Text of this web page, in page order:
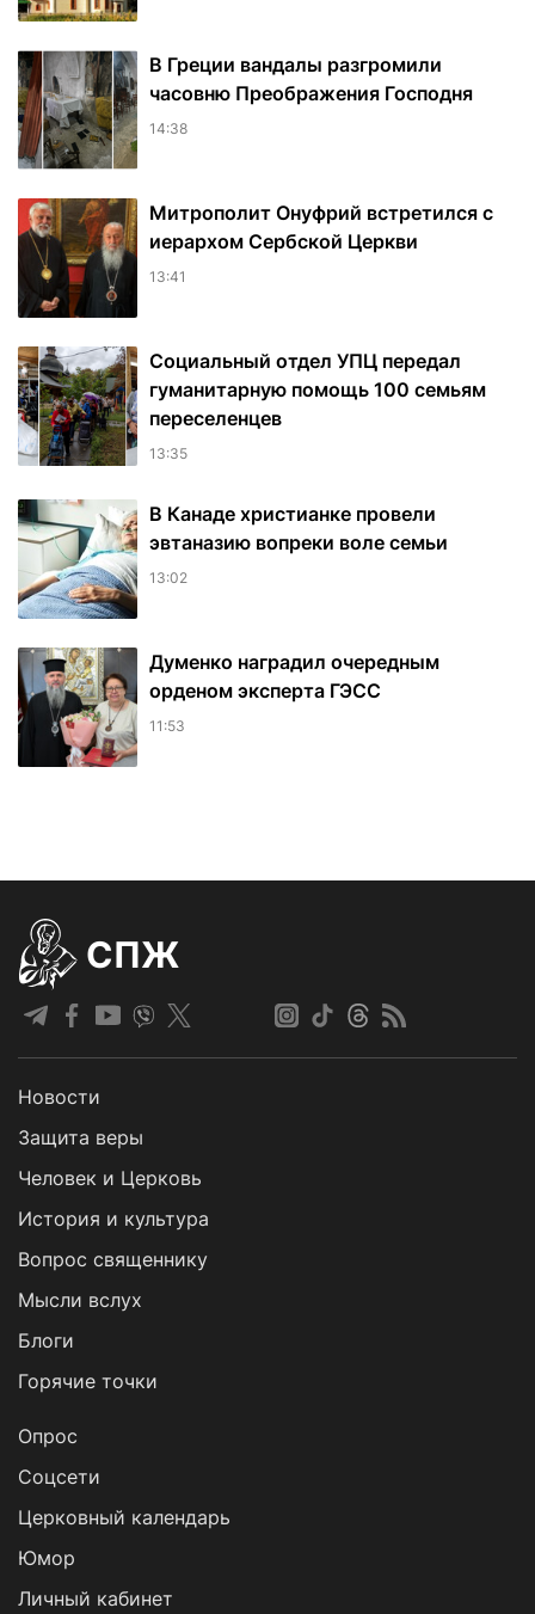
В Греции вандалы разгромили
часовню Преображения Господня
14:38
Митрополит Онуфрий встретился с
иерархом Сербской Церкви
13:41
Социальный отдел УПЦ передал
гуманитарную помощь 100 семьям
переселенцев
13:35
В Канаде христианке провели
эвтаназию вопреки воле семьи
13:02
Думенко наградил очередным
орденом эксперта ГЭСС
11:53
СПЖ
Новости
Защита веры
Человек и Церковь
История и культура
Вопрос священнику
Мысли вслух
Блоги
Горячие точки
Опрос
Cоцсети
Церковный календарь
Юмор
Личный кабинет